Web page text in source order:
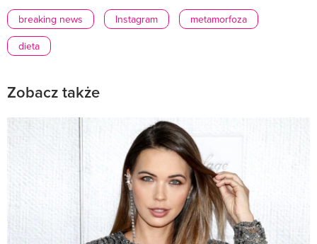
breaking news Instagram
metamorfoza
dieta
Zobacz także